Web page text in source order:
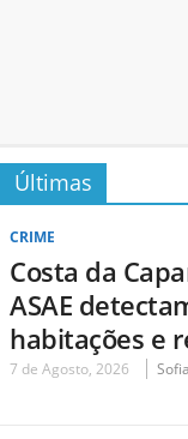
Últimas
CRIME
Costa da
ASAE
habitações e
7 de Agosto, 2026